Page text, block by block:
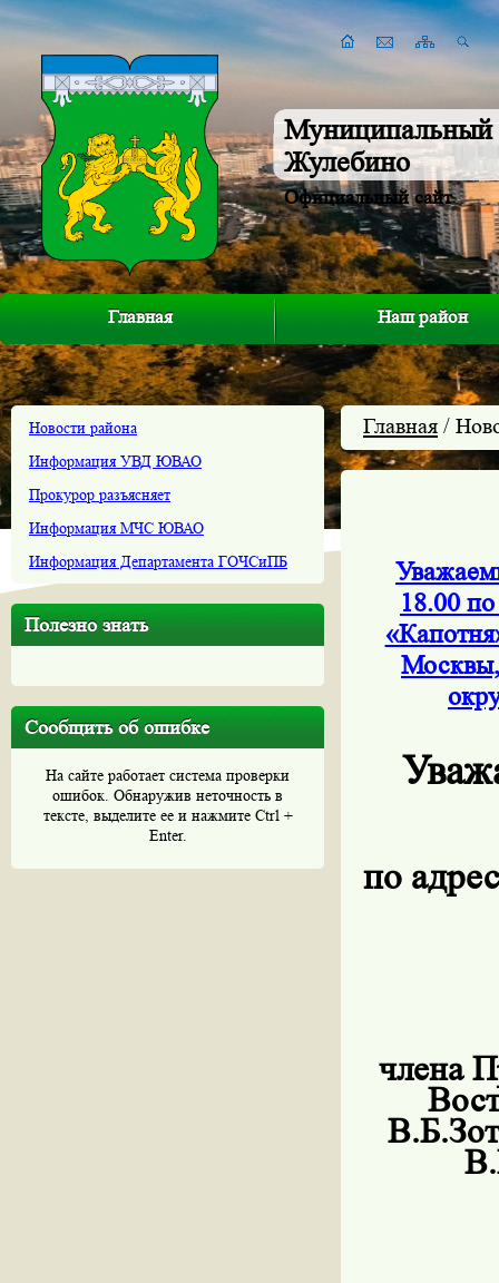
Муниципальный
Жулебино
Официальный сайт
Главная Наш район
Новости района
Информация УВД ЮВАО
Прокурор разъясняет
Информация МЧС ЮВАО
Информация Департамента ГОЧСиПБ
Полезно знать
Сообщить об ошибке
На сайте работает система проверки
ошибок. Обнаружив неточность в
тексте, выделите ее и нажмите Ctrl +
Enter.
Главная /
18.00
Москвы,
по
члена